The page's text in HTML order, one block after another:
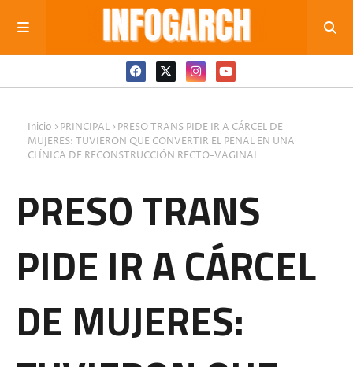
Inicio PRINCIPAL
PRESO TRANS PIDE IR A CÁRCEL DE
MUJERES: TUVIERON QUE CONVERTIR EL PENAL EN UNA
CLÍNICA DE RECONSTRUCCIÓN RECTO-VAGINAL
PRESO TRANS
PIDE IR A CÁRCEL
DE MUJERES: